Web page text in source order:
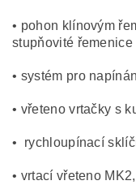
• pohon klínovým
stupňovité řemenice
• systém pro
• vřeteno vrtačky s
• rychloupínací
• vrtací vřeteno